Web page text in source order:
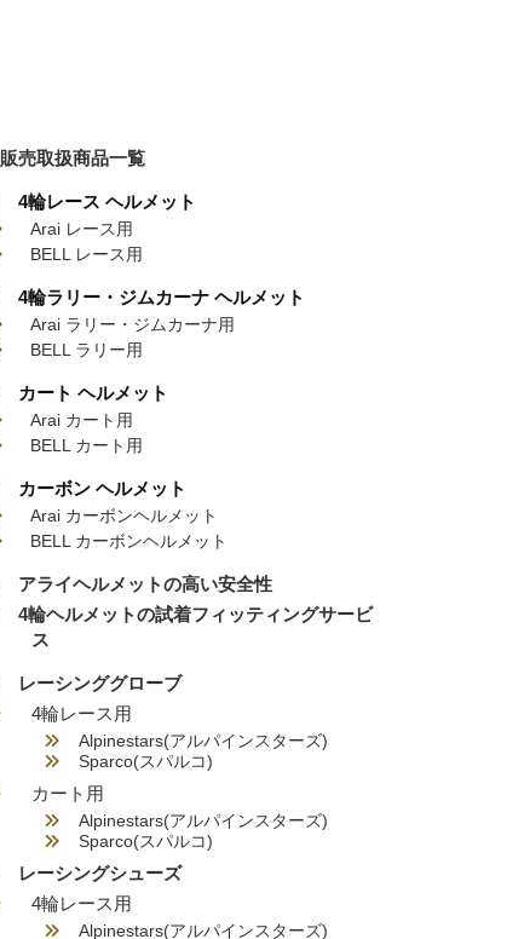
販売取扱商品一覧
4輪レース ヘルメット
Arai レース用
BELL レース用
4輪ラリー・ジムカーナ ヘルメット
Arai ラリー・ジムカーナ用
BELL ラリー用
カート ヘルメット
Arai カート用
BELL カート用
カーボン ヘルメット
Arai カーボンヘルメット
BELL カーボンヘルメット
アライヘルメットの高い安全性
4輪ヘルメットの試着フィッティングサービ
ス
レーシンググローブ
4輪レース用
Alpinestars(アルパインスターズ)
Sparco(スパルコ)
カート用
Alpinestars(アルパインスターズ)
Sparco(スパルコ)
レーシングシューズ
4輪レース用
Alpinestars(アルパインスターズ)